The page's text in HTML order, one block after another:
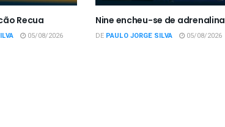
Recua
05/08/2026
Nine encheu-se de adrenalina
DE PAULO JORGE SILVA 05/08/2026